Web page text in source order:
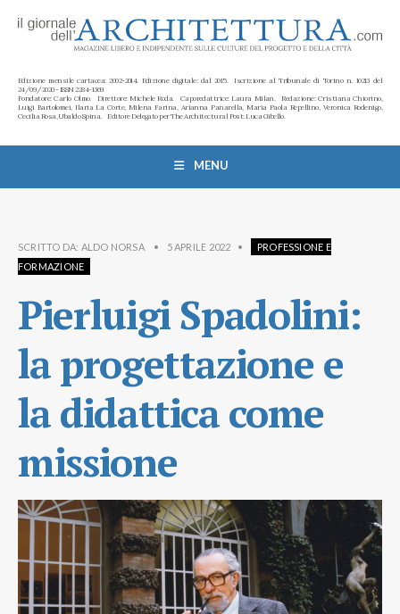
Edizione mensile cartacea: 2002-2014. Edizione digitale: dal 2015. Iscrizione al Tribunale di Torino n. 10213 del
24/09/2020 - ISSN 2284-1369
Fondatore: Carlo Olmo. Direttore: Michele Roda. Caporedattrice: Laura Milan. Redazione: Cristiana Chiorino,
Luigi Bartolomei, Ilaria La Corte, Milena Farina, Arianna Panarella, Maria Paola Repellino, Veronica Rodenigo,
Cecilia Rosa, Ubaldo Spina. Editore Delegato per The Architectural Post: Luca Gibello.
MENU
SCRITTO DA: ALDO NORSA • 5 APRILE 2022 •
PROFESSIONE E
FORMAZIONE
Pierluigi Spadolini:
la progettazione e
la didattica come
missione